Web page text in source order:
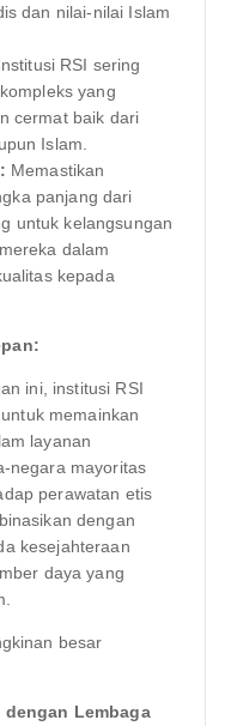
dan nilai-nilai Islam
RSI sering
yang
cermat baik dari
Islam.
Memastikan
panjang dari
untuk kelangsungan
dalam
kepada
ini, institusi RSI
memainkan
layanan
negara mayoritas
perawatan etis
dengan
kesejahteraan
daya yang
besar
Lembaga